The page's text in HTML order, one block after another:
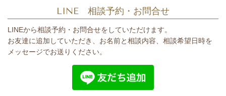
LINE 相談予約・お問合せ
LINEから相談予約・お問合せをしていただけます。
お友達に追加していただき、お名前と相談内容、相談希望日時を
メッセージでお送りください。